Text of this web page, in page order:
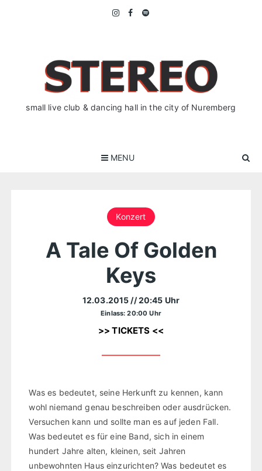
small live club & dancing hall in the city of Nuremberg
MENU
Konzert
A Tale Of Golden
Keys
12.03.2015 // 20:45 Uhr
Einlass: 20:00 Uhr
>> TICKETS <<
Was es bedeutet, seine Herkunft zu kennen, kann
wohl niemand genau beschreiben oder ausdrücken.
Versuchen kann und sollte man es auf jeden Fall.
Was bedeutet es für eine Band, sich in einem
hundert Jahre alten, kleinen, seit Jahren
unbewohnten Haus einzurichten? Was bedeutet es